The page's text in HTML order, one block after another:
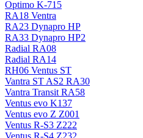
Optimo K-715
RA18 Ventra
RA23 Dynapro HP
RA33 Dynapro HP2
Radial RA08
Radial RA14
RH06 Ventus ST
Vantra ST AS2 RA30
Vantra Transit RA58
Ventus evo K137
Ventus evo Z Z001
Ventus R-S3 Z222
Ventus R-S4 Z232